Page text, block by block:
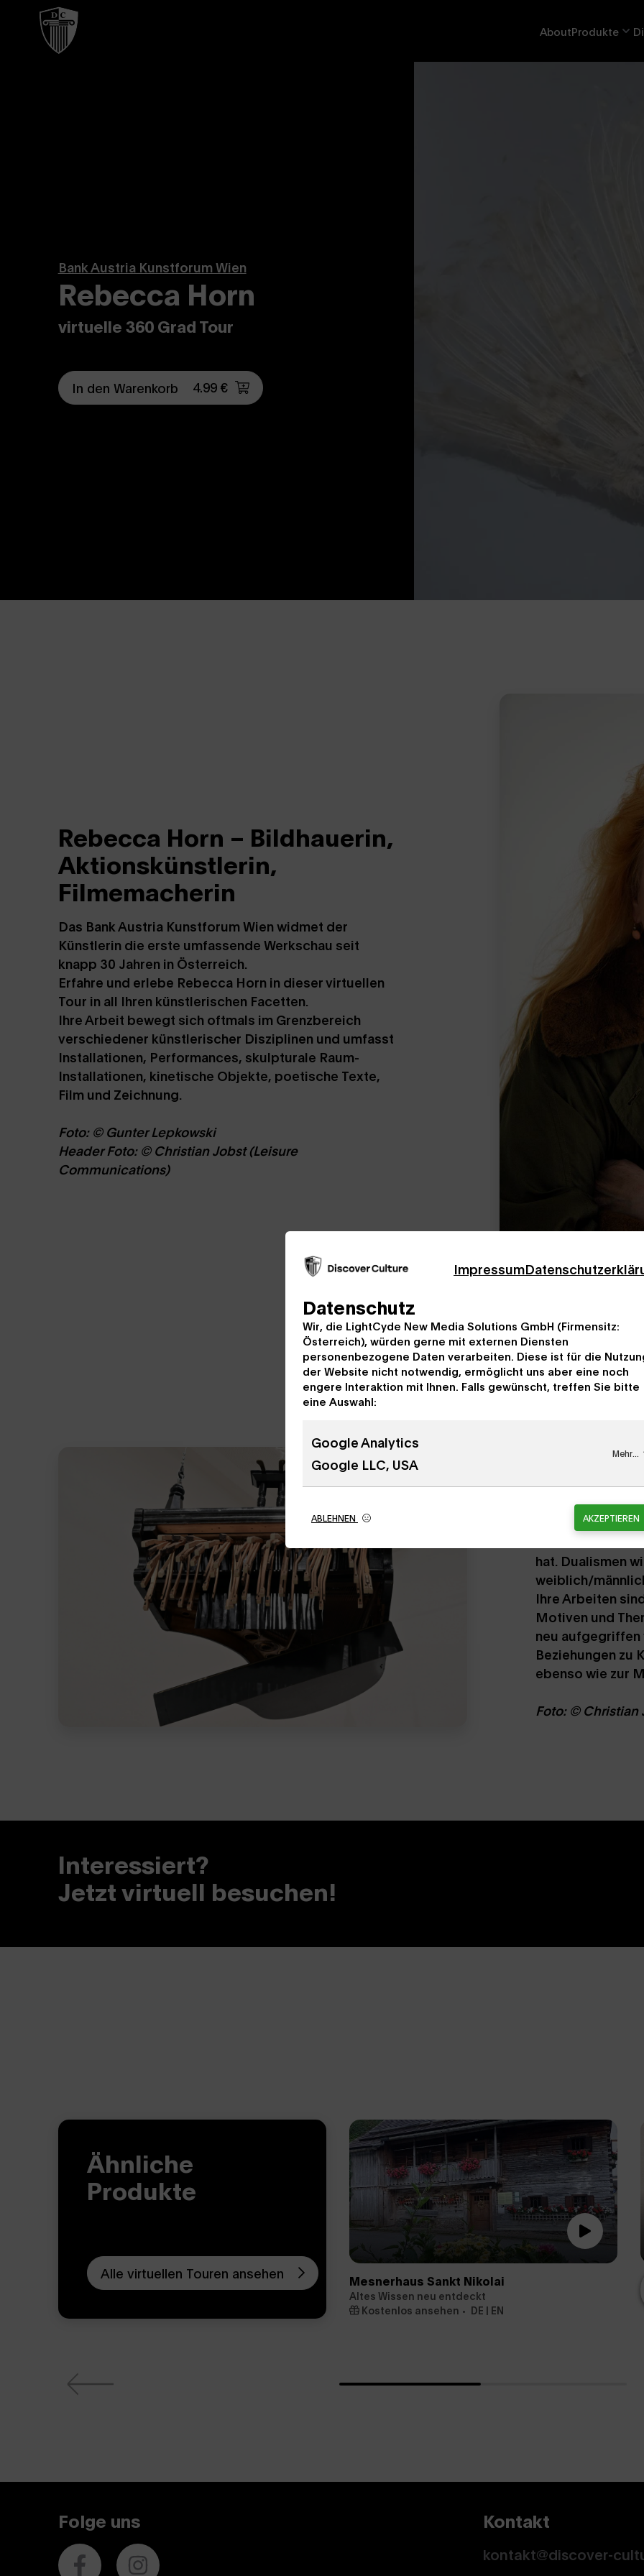
AboutProdukte
Bank Austria Kunstforum Wien
Rebecca Horn
virtuelle 360 Grad Tour
In den Warenkorb 4.99 €
Rebecca Horn – Bildhauerin,
Aktionskünstlerin,
Filmemacherin
Das Bank Austria Kunstforum Wien widmet der
Künstlerin die erste umfassende Werkschau seit
knapp 30 Jahren in Österreich.
Erfahre und erlebe Rebecca Horn in dieser virtuellen
Tour in all Ihren künstlerischen Facetten.
Ihre Arbeit bewegt sich oftmals im Grenzbereich
verschiedener künstlerischer Disziplinen und umfasst
Installationen, Performances, skulpturale Raum-
Installationen, kinetische Objekte, poetische Texte,
Film und Zeichnung.
Foto: © Gunter Lepkowski
Header Foto: © Christian Jobst (Leisure
Communications)
Die Ausstellung
eigenen,
hat. Dualismen
weiblich/
Ihre Arbeiten
Motiven und
neu aufgegriffen
Beziehungen zu
ebenso wie zur
Foto: © Christian
Interessiert?
Jetzt virtuell besuchen!
Ähnliche
Produkte
Alle virtuellen Touren ansehen Mesnerhaus Sankt Nikolai
Altes Wissen neu entdeckt
Kostenlos ansehen
DE | EN
Folge uns Kontakt
kontakt@discover-
Impressum
Datenschutz
Wir, die LightCyde New Media Solutions GmbH (Firmensitz:
Österreich), würden gerne mit externen Diensten
personenbezogene Daten verarbeiten. Diese ist für die
der Website nicht notwendig, ermöglicht uns aber eine noch
engere Interaktion mit Ihnen. Falls gewünscht, treffen Sie bitte
eine Auswahl:
Google Analytics
Google LLC, USA
Mehr...
ABLEHNEN AKZEPTIEREN